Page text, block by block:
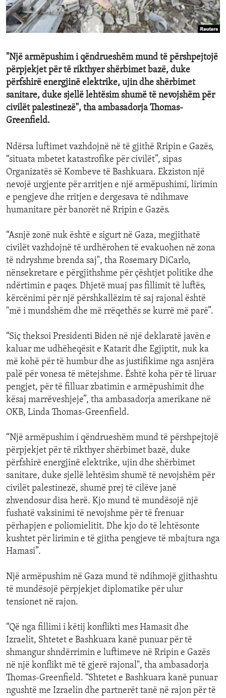
ENVIRONMENT AND HEALTH
IDEALS AND INSTITUTIONS
"Një armëpushim i qëndrueshëm mund të përshpejtojë
përpjekjet për të rikthyer shërbimet bazë, duke
përfshirë energjinë elektrike, ujin dhe shërbimet
sanitare, duke sjellë lehtësim shumë të nevojshëm për
civilët palestinezë", tha ambasadorja Thomas-
Greenfield.
Ndërsa luftimet vazhdojnë në të gjithë Rripin e Gazës,
“situata mbetet katastrofike për civilët”, sipas
Organizatës së Kombeve të Bashkuara. Ekziston një
nevojë urgjente për arritjen e një armëpushimi, lirimin
e pengjeve dhe rritjen e dergesava të ndihmave
humanitare për banorët në Rripin e Gazës.
“Asnjë zonë nuk është e sigurt në Gaza, megjithatë
civilët vazhdojnë të urdhërohen të evakuohen në zona
të ndryshme brenda saj", tha Rosemary DiCarlo,
nënsekretare e përgjithshme për çështjet politike dhe
ndërtimin e paqes. Dhjetë muaj pas fillimit të luftës,
kërcënimi për një përshkallëzim të saj rajonal është
"më i mundshëm dhe më rrëqethës se kurrë më parë”.
“Siç theksoi Presidenti Biden në një deklaratë javën e
kaluar me udhëheqësit e Katarit dhe Egjiptit, nuk ka
më kohë për të humbur dhe as justifikime nga asnjëra
palë për vonesa të mëtejshme. Është koha për të liruar
pengjet, për të filluar zbatimin e armëpushimit dhe
kësaj marrëveshjeje”, tha ambasadorja amerikane në
OKB, Linda Thomas-Greenfield.
“Një armëpushim i qëndrueshëm mund të përshpejtojë
përpjekjet për të rikthyer shërbimet bazë, duke
përfshirë energjinë elektrike, ujin dhe shërbimet
sanitare, duke sjellë lehtësim shumë të nevojshëm për
civilët palestinezë, shumë prej të cilëve janë
zhvendosur disa herë. Kjo mund të mundësojë një
fushatë vaksinimi të nevojshme për të frenuar
përhapjen e poliomielitit. Dhe kjo do të lehtësonte
kushtet për lirimin e të gjitha pengjeve të mbajtura nga
Hamasi”.
Një armëpushim në Gaza mund të ndihmojë gjithashtu
të mundësojë përpjekjet diplomatike për ulur
tensionet në rajon.
“Që nga fillimi i këtij konflikti mes Hamasit dhe
Izraelit, Shtetet e Bashkuara kanë punuar për të
shmangur shndërrimin e luftimeve në Rripin e Gazës
në një konflikt më të gjerë rajonal", tha ambasadorja
Thomas-Greenfield. “Shtetet e Bashkuara kanë punuar
ngushtë me Izraelin dhe partnerët tanë në rajon për të